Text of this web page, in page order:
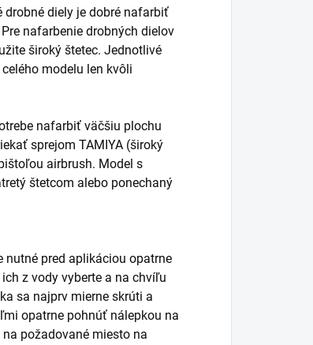
diely je dobré nafarbiť
nafarbenie drobných dielov
široký štetec. Jednotlivé
modelu len kvôli
nafarbiť väčšiu plochu
sprejom TAMIYA (široký
airbrush. Model s
štetcom alebo ponechaný
nutné pred aplikáciou opatrne
z vody vyberte a na chvíľu
sa najprv mierne skrúti a
opatrne pohnúť nálepkou na
požadované miesto na